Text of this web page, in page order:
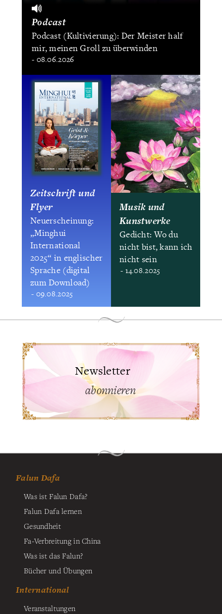
Podcast
Podcast (Kultivierung): Der Meister half
mir, meinen Groll zu überwinden
- 08.06.2026
Zeitschrift und
Flyer
Neuerscheinung:
„Minghui
International
2025“ in englischer
Sprache (digital
zum Download)
- 09.08.2025
Musik und
Kunstwerke
Gedicht: Wo du
nicht bist, kann ich
nicht sein
- 14.08.2025
abonnieren
Newsletter
Falun Dafa
Was ist Falun Dafa?
Falun Dafa lernen
Gesundheit
Fa-Verbreitung in China
Was ist das Falun?
Bücher und Übungen
International
Veranstaltungen